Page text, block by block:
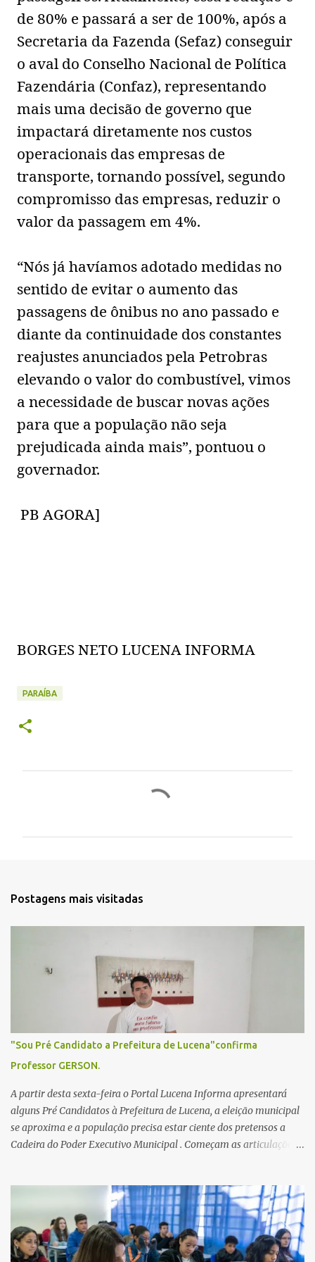
de 80% e passará a ser de 100%, após a
Secretaria da Fazenda (Sefaz) conseguir
o aval do Conselho Nacional de Política
Fazendária (Confaz), representando
mais uma decisão de governo que
impactará diretamente nos custos
operacionais das empresas de
transporte, tornando possível, segundo
compromisso das empresas, reduzir o
valor da passagem em 4%.
“Nós já havíamos adotado medidas no
sentido de evitar o aumento das
passagens de ônibus no ano passado e
diante da continuidade dos constantes
reajustes anunciados pela Petrobras
elevando o valor do combustível, vimos
a necessidade de buscar novas ações
para que a população não seja
prejudicada ainda mais”, pontuou o
governador.
PB AGORA]
BORGES NETO LUCENA INFORMA
PARAÍBA
Postagens mais visitadas
"Sou Pré Candidato a Prefeitura de Lucena"confirma
Professor GERSON.
A partir desta sexta-feira o Portal Lucena Informa apresentará
alguns Pré Candidatos à Prefeitura de Lucena, a eleição municipal
se aproxima e a população precisa estar ciente dos pretensos a
Cadeira do Poder Executivo Municipal . Começam as articulações e
Bandeira Valcinete Araújo e Professor Gerson Andrade há
possibilidade de mais nomes aparecer , ficaremos no aguardo para
trazer mais informações. A primeira entrevista foi com o
inimaginável Gerson Andrade ,Professor da Rede Municipal